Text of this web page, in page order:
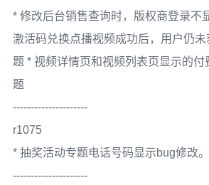
* 修改后台销售查询时，版权商登录不
激活码兑换点播视频成功后，用户仍未
题 * 视频详情页和视频列表页显示的付
题
---------------------
r1075
* 抽奖活动专题电话号码显示bug修改。
---------------------